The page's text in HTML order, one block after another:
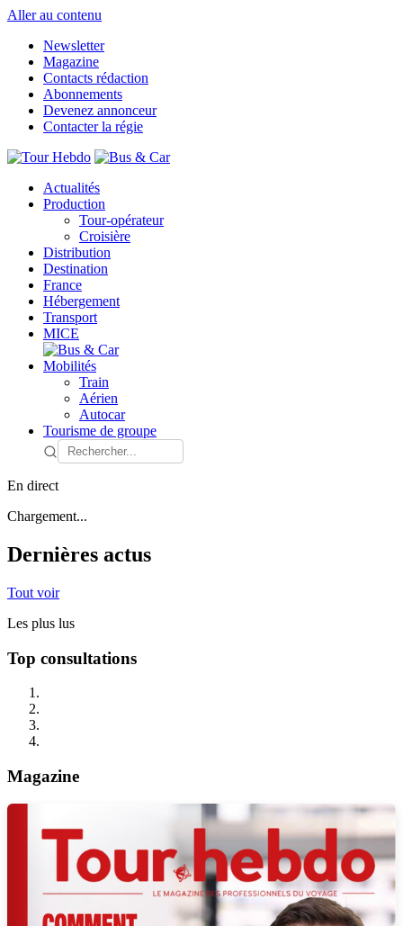
Aller au contenu
Newsletter
Magazine
Contacts rédaction
Abonnements
Devenez annonceur
Contacter la régie
Actualités
Production
Tour-opérateur
Croisière
Distribution
Destination
France
Hébergement
Transport
MICE
Mobilités
Train
Aérien
Autocar
Tourisme de groupe
En direct
Chargement...
Dernières actus
Tout voir
Les plus lus
Top consultations
Magazine